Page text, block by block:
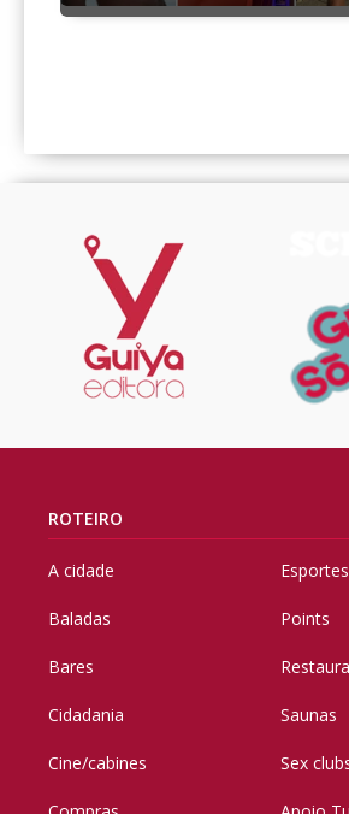
ROTEIRO
A cidade
Baladas
Bares
Cidadania
Cine/cabines
Esportes
Points
Saunas
Sex